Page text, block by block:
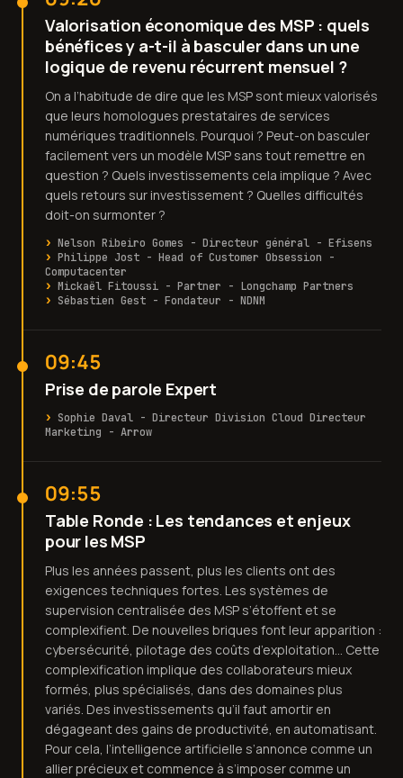
Valorisation économique des MSP : quels
bénéfices y a-t-il à basculer dans un une
logique de revenu récurrent mensuel ?
On a l’habitude de dire que les MSP sont mieux valorisés
que leurs homologues prestataires de services
numériques traditionnels. Pourquoi ? Peut-on basculer
facilement vers un modèle MSP sans tout remettre en
question ? Quels investissements cela implique ? Avec
quels retours sur investissement ? Quelles difficultés
doit-on surmonter ?
Nelson Ribeiro Gomes - Directeur général - Efisens
Philippe Jost - Head of Customer Obsession -
Computacenter
Mickaël Fitoussi - Partner - Longchamp Partners
Sébastien Gest - Fondateur - NDNM
09:45
Prise de parole Expert
Sophie Daval - Directeur Division Cloud Directeur
Marketing - Arrow
09:55
Table Ronde : Les tendances et enjeux
pour les MSP
Plus les années passent, plus les clients ont des
exigences techniques fortes. Les systèmes de
supervision centralisée des MSP s’étoffent et se
complexifient. De nouvelles briques font leur apparition :
cybersécurité, pilotage des coûts d’exploitation… Cette
complexification implique des collaborateurs mieux
formés, plus spécialisés, dans des domaines plus
variés. Des investissements qu’il faut amortir en
dégageant des gains de productivité, en automatisant.
Pour cela, l’intelligence artificielle s’annonce comme un
allier précieux et commence à s’imposer comme un